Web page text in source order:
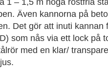
1 – 1,5 m höga rostfria
Även kannorna på
Det gör att inuti
som nås via ett lock på
med en klar/